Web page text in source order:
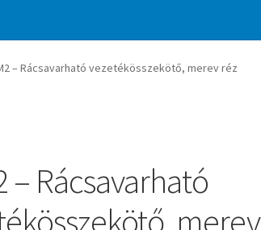
– Rácsavarható vezetékösszekötő, merev réz
– Rácsavarható
merev